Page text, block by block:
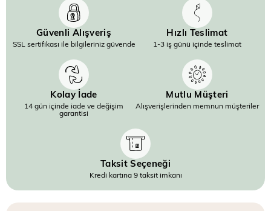
Güvenli Alışveriş
SSL sertifikası ile bilgileriniz güvende
Hızlı Teslimat
1-3 iş günü içinde teslimat
Kolay İade
14 gün içinde iade ve değişim
garantisi
Mutlu Müşteri
Alışverişlerinden memnun müşteriler
Taksit Seçeneği
Kredi kartına 9 taksit imkanı